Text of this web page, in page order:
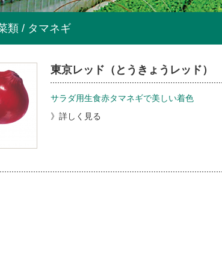
類 / タマネギ
東京レッド（とうきょうレッド）
サラダ用生食赤タマネギで美しい着色
》詳しく見る